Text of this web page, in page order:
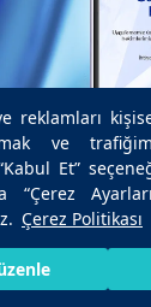
reklamları
ve
Et”
“Çerez
Çerez Politikası